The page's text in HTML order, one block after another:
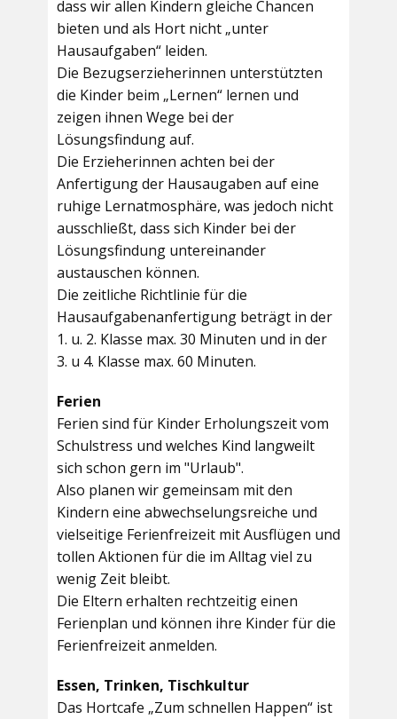
dass wir allen Kindern gleiche Chancen
bieten und als Hort nicht „unter
Hausaufgaben“ leiden.
Die Bezugserzieherinnen unterstützten
die Kinder beim „Lernen“ lernen und
zeigen ihnen Wege bei der
Lösungsfindung auf.
Die Erzieherinnen achten bei der
Anfertigung der Hausaugaben auf eine
ruhige Lernatmosphäre, was jedoch nicht
ausschließt, dass sich Kinder bei der
Lösungsfindung untereinander
austauschen können.
Die zeitliche Richtlinie für die
Hausaufgabenanfertigung beträgt in der
1. u. 2. Klasse max. 30 Minuten und in der
3. u 4. Klasse max. 60 Minuten.
Ferien
Ferien sind für Kinder Erholungszeit vom
Schulstress und welches Kind langweilt
sich schon gern im "Urlaub".
Also planen wir gemeinsam mit den
Kindern eine abwechselungsreiche und
vielseitige Ferienfreizeit mit Ausflügen und
tollen Aktionen für die im Alltag viel zu
wenig Zeit bleibt.
Die Eltern erhalten rechtzeitig einen
Ferienplan und können ihre Kinder für die
Ferienfreizeit anmelden.
Essen, Trinken, Tischkultur
Das Hortcafe „Zum schnellen Happen“ ist